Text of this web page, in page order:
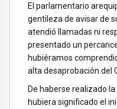
El parlamentario
gentileza de avisar de
atendió llamadas ni
presentado un
hubiéramos
alta desaprobación del
De haberse realizado
hubiera significado el